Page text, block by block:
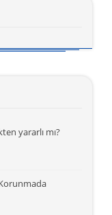
yararlı mı?